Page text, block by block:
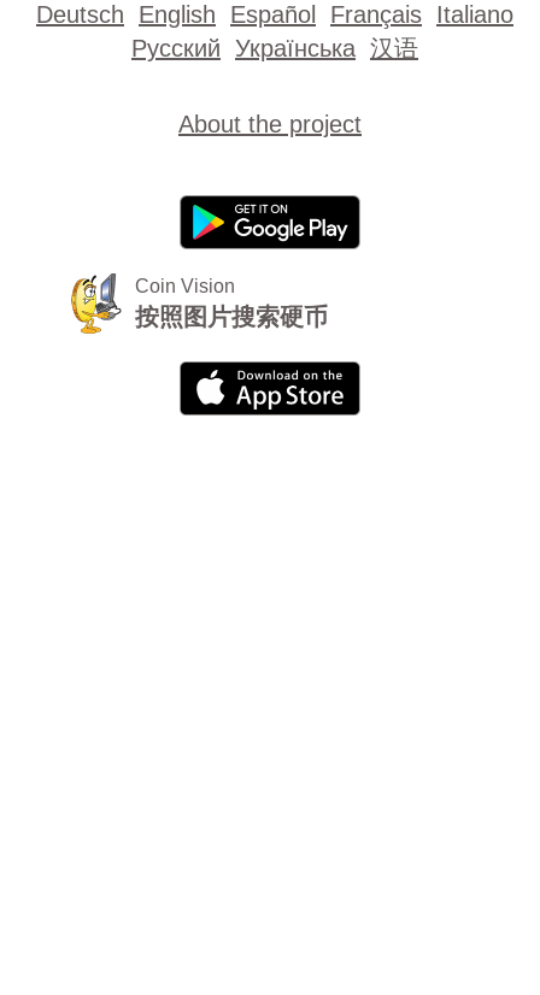
Deutsch English Español Français Italiano
Русский Українська 汉语
About the project
Coin Vision
按照图片搜索硬币